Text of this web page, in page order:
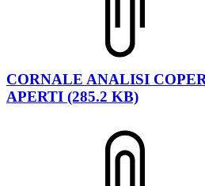
CORNALE ANALISI
APERTI (285.2 KB)